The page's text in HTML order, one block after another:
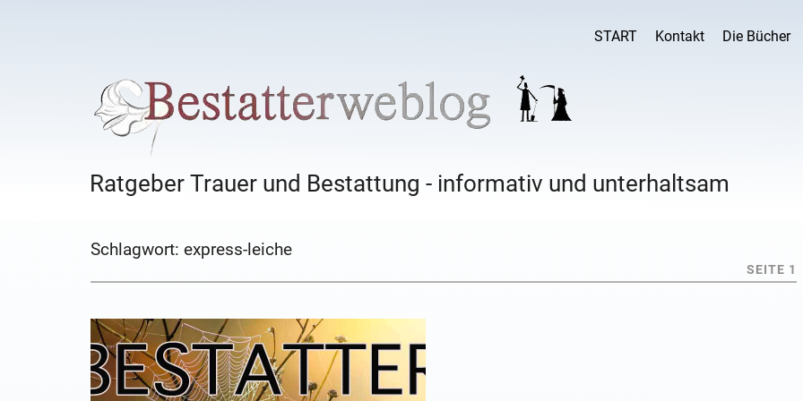
START Kontakt Die Bücher
Ratgeber Trauer und Bestattung - informativ und unterhaltsam
Schlagwort: express-leiche
SEITE 1